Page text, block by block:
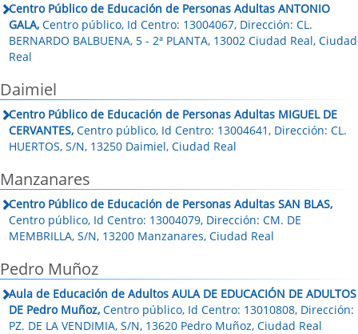
Centro Público de Educación de Personas Adultas ANTONIO
GALA, Centro público, Id Centro: 13004067, Dirección: CL.
BERNARDO BALBUENA, 5 - 2ª PLANTA, 13002 Ciudad Real, Ciudad
Real
Daimiel
Centro Público de Educación de Personas Adultas MIGUEL DE
CERVANTES, Centro público, Id Centro: 13004641, Dirección: CL.
HUERTOS, S/N, 13250 Daimiel, Ciudad Real
Manzanares
Centro Público de Educación de Personas Adultas SAN BLAS,
Centro público, Id Centro: 13004079, Dirección: CM. DE
MEMBRILLA, S/N, 13200 Manzanares, Ciudad Real
Pedro Muñoz
Aula de Educación de Adultos AULA DE EDUCACIÓN DE ADULTOS
DE Pedro Muñoz, Centro público, Id Centro: 13010808, Dirección:
PZ. DE LA VENDIMIA, S/N, 13620 Pedro Muñoz, Ciudad Real